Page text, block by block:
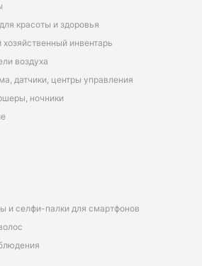
красоты и здоровья
инвентарь
воздуха
датчики, центры управления
ночники
и селфи-палки для смартфонов